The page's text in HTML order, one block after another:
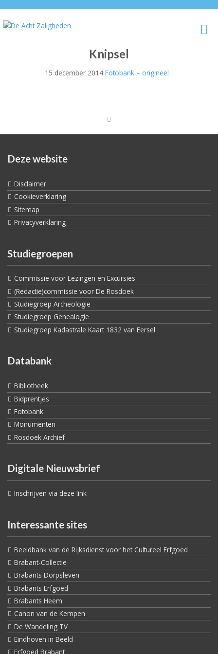
Knipsel
15 december 2014 Fotobank – origineel
Deze website
Disclaimer
Cookieverklaring
Sitemap
Privacyverklaring
Studiegroepen
Commissie voor Lezingen en Excursies
(Redactie)commissie voor De Rosdoek
Studiegroep Archeologie
Studiegroep Genealogie
Studiegroep Kadastrale Kaart 1832 van Eersel
Databank
Bibliotheek
Bidprentjes
Fotobank
Monumenten
Rosdoek Archief
Digitale Nieuwsbrief
Inschrijven via deze link
Interessante sites
Beeldbank van de Rijksdienst voor het Cultureel Erfgoed
Brabant-Collectie
Brabants Dorpsleven
Brabants Erfgoed
Brabants Heem
Canon van de Kempen
De Wandeling TV
Eindhoven in Beeld
Erfgoed Brabant